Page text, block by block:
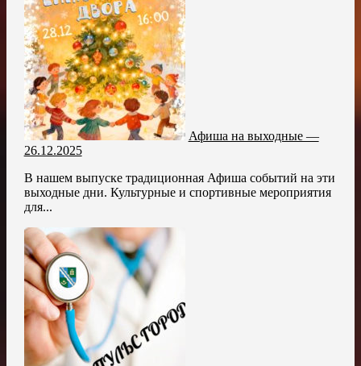
Афиша на выходные —
26.12.2025
В нашем выпуске традиционная Афиша событий на эти
выходные дни. Культурные и спортивные мероприятия
для...